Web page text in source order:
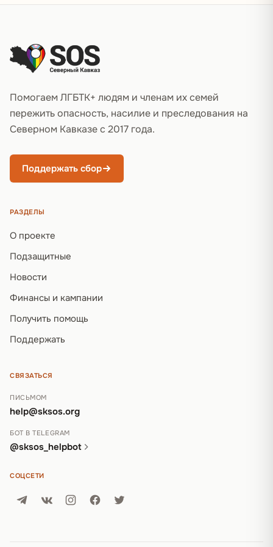
Помогаем ЛГБТК+ людям и членам их семей
пережить опасность, насилие и преследования на
Северном Кавказе с 2017 года.
Поддержать сбор
РАЗДЕЛЫ
О проекте
Подзащитные
Новости
Финансы и кампании
Получить помощь
Поддержать
СВЯЗАТЬСЯ
ПИСЬМОМ
help@sksos.org
БОТ В TELEGRAM
@sksos_helpbot
СОЦСЕТИ